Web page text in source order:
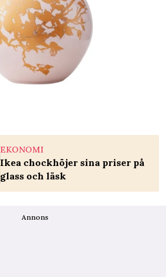
EKONOMI
Ikea chockhöjer sina priser på
glass och läsk
Annons